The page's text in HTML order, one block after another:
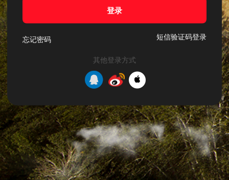
登录
忘记密码 短信验证码登录
其他登录方式